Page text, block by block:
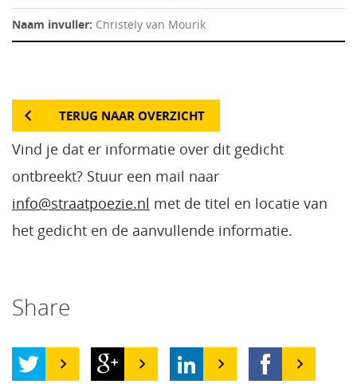
Naam invuller: Christely van Mourik
TERUG NAAR OVERZICHT
Vind je dat er informatie over dit gedicht
ontbreekt? Stuur een mail naar
info@straatpoezie.nl met de titel en locatie van
het gedicht en de aanvullende informatie.
Share